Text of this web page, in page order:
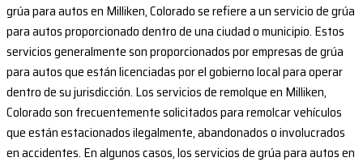
grúa para autos en Milliken, Colorado se refiere a un servicio de grúa
para autos proporcionado dentro de una ciudad o municipio. Estos
servicios generalmente son proporcionados por empresas de grúa
para autos que están licenciadas por el gobierno local para operar
dentro de su jurisdicción. Los servicios de remolque en Milliken,
Colorado son frecuentemente solicitados para remolcar vehículos
que están estacionados ilegalmente, abandonados o involucrados
en accidentes. En algunos casos, los servicios de grúa para autos en